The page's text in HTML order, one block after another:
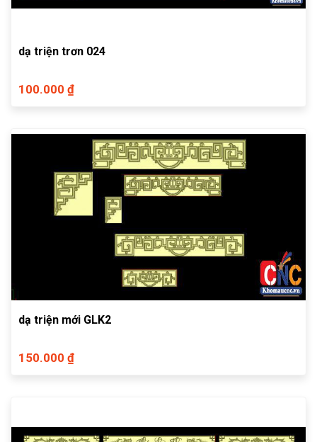
dạ triện trơn 024
100.000 ₫
dạ triện mới GLK2
150.000 ₫